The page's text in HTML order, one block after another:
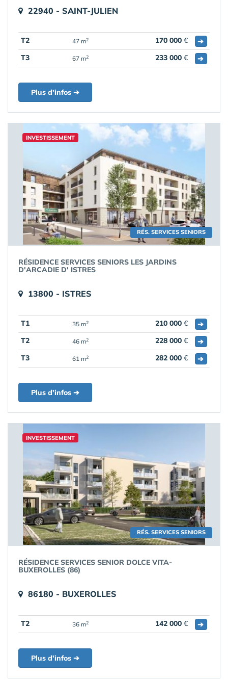
22940 - SAINT-JULIEN
T2 47 m2 170 000 €
➔
T3
67 m2 233 000 € ➔
Plus d'infos ➔
RÉS. SERVICES SENIORS
INVESTISSEMENT
RÉSIDENCE SERVICES SENIORS LES JARDINS
D'ARCADIE D' ISTRES
13800 - ISTRES
T1 35 m2 210 000 €
➔
T2
46 m2 228 000 €
➔
T3
61 m2 282 000 € ➔
Plus d'infos ➔
RÉS. SERVICES SENIORS
INVESTISSEMENT
RÉSIDENCE SERVICES SENIOR DOLCE VITA-
BUXEROLLES (86)
86180 - BUXEROLLES
T2 36 m2 142 000 € ➔
Plus d'infos ➔